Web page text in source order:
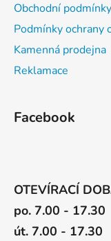
Obchodní podmínky
Podmínky ochrany
Kamenná prodejna
Reklamace
Facebook
OTEVÍRACÍ
po. 7.00 - 17.30
út. 7.00 - 17.30